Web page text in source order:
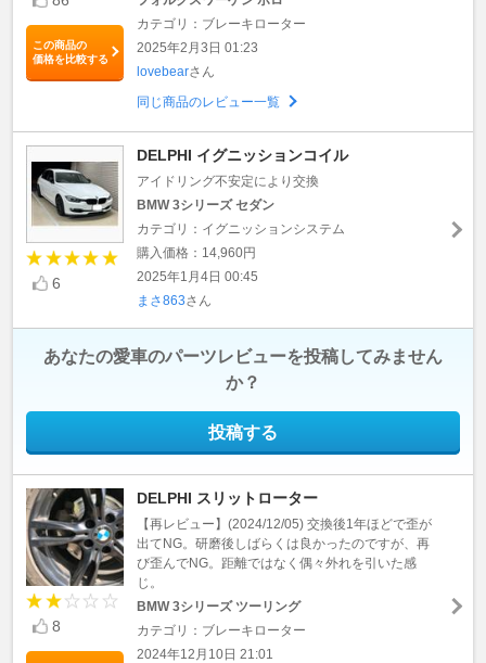
この商品の
価格を比較する
カテゴリ：ブレーキローター
2025年2月3日 01:23
lovebearさん
同じ商品のレビュー一覧
6
DELPHI イグニッションコイル
アイドリング不安定により交換
BMW 3シリーズ セダン
カテゴリ：イグニッションシステム
購入価格：14,960円
2025年1月4日 00:45
まさ863さん
あなたの愛車のパーツレビューを投稿してみません
か？
投稿する
8
DELPHI スリットローター
【再レビュー】(2024/12/05) 交換後1年ほどで歪が
出てNG。研磨後しばらくは良かったのですが、再
び歪んでNG。距離ではなく偶々外れを引いた感
じ。
BMW 3シリーズ ツーリング
カテゴリ：ブレーキローター
2024年12月10日 21:01